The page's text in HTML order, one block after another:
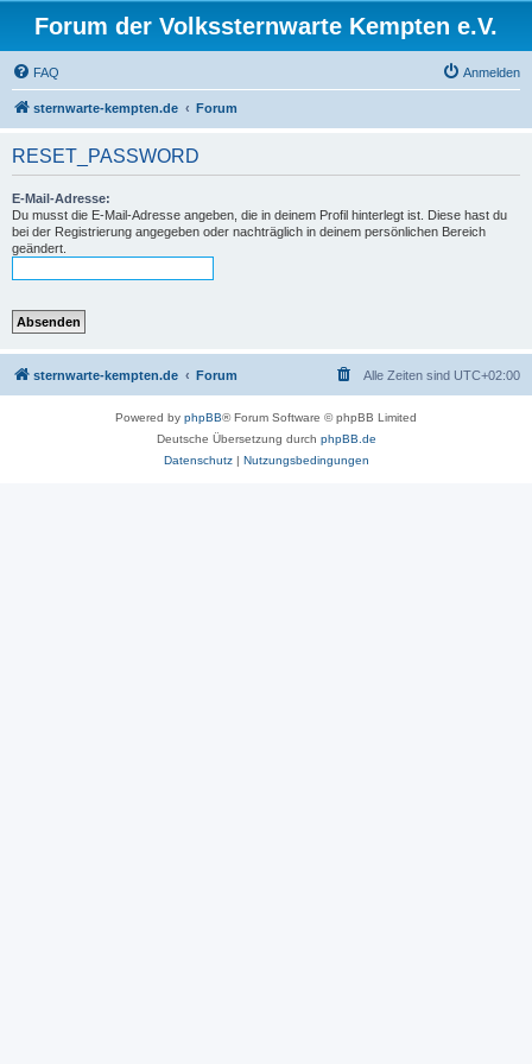
Forum der Volkssternwarte Kempten e.V.
FAQ Anmelden
sternwarte-kempten.de Forum
RESET_PASSWORD
E-Mail-Adresse:
Du musst die E-Mail-Adresse angeben, die in deinem Profil hinterlegt ist. Diese hast du
bei der Registrierung angegeben oder nachträglich in deinem persönlichen Bereich
geändert.
sternwarte-kempten.de Forum Alle Zeiten sind UTC+02:00
Powered by phpBB® Forum Software © phpBB Limited
Deutsche Übersetzung durch phpBB.de
Datenschutz| Nutzungsbedingungen